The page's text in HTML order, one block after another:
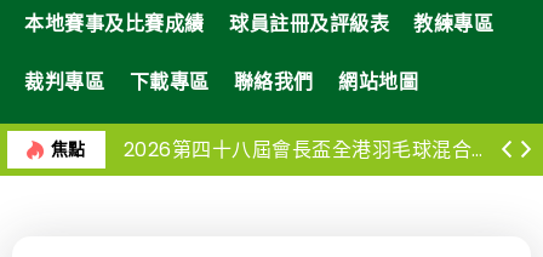
本地賽事及比賽成績 球員註冊及評級表 教練專區
裁判專區 下載專區 聯絡我們 網站地圖
焦點 2026第四十八屆會長盃全港羽毛球混合團體錦標賽-報名球隊名單